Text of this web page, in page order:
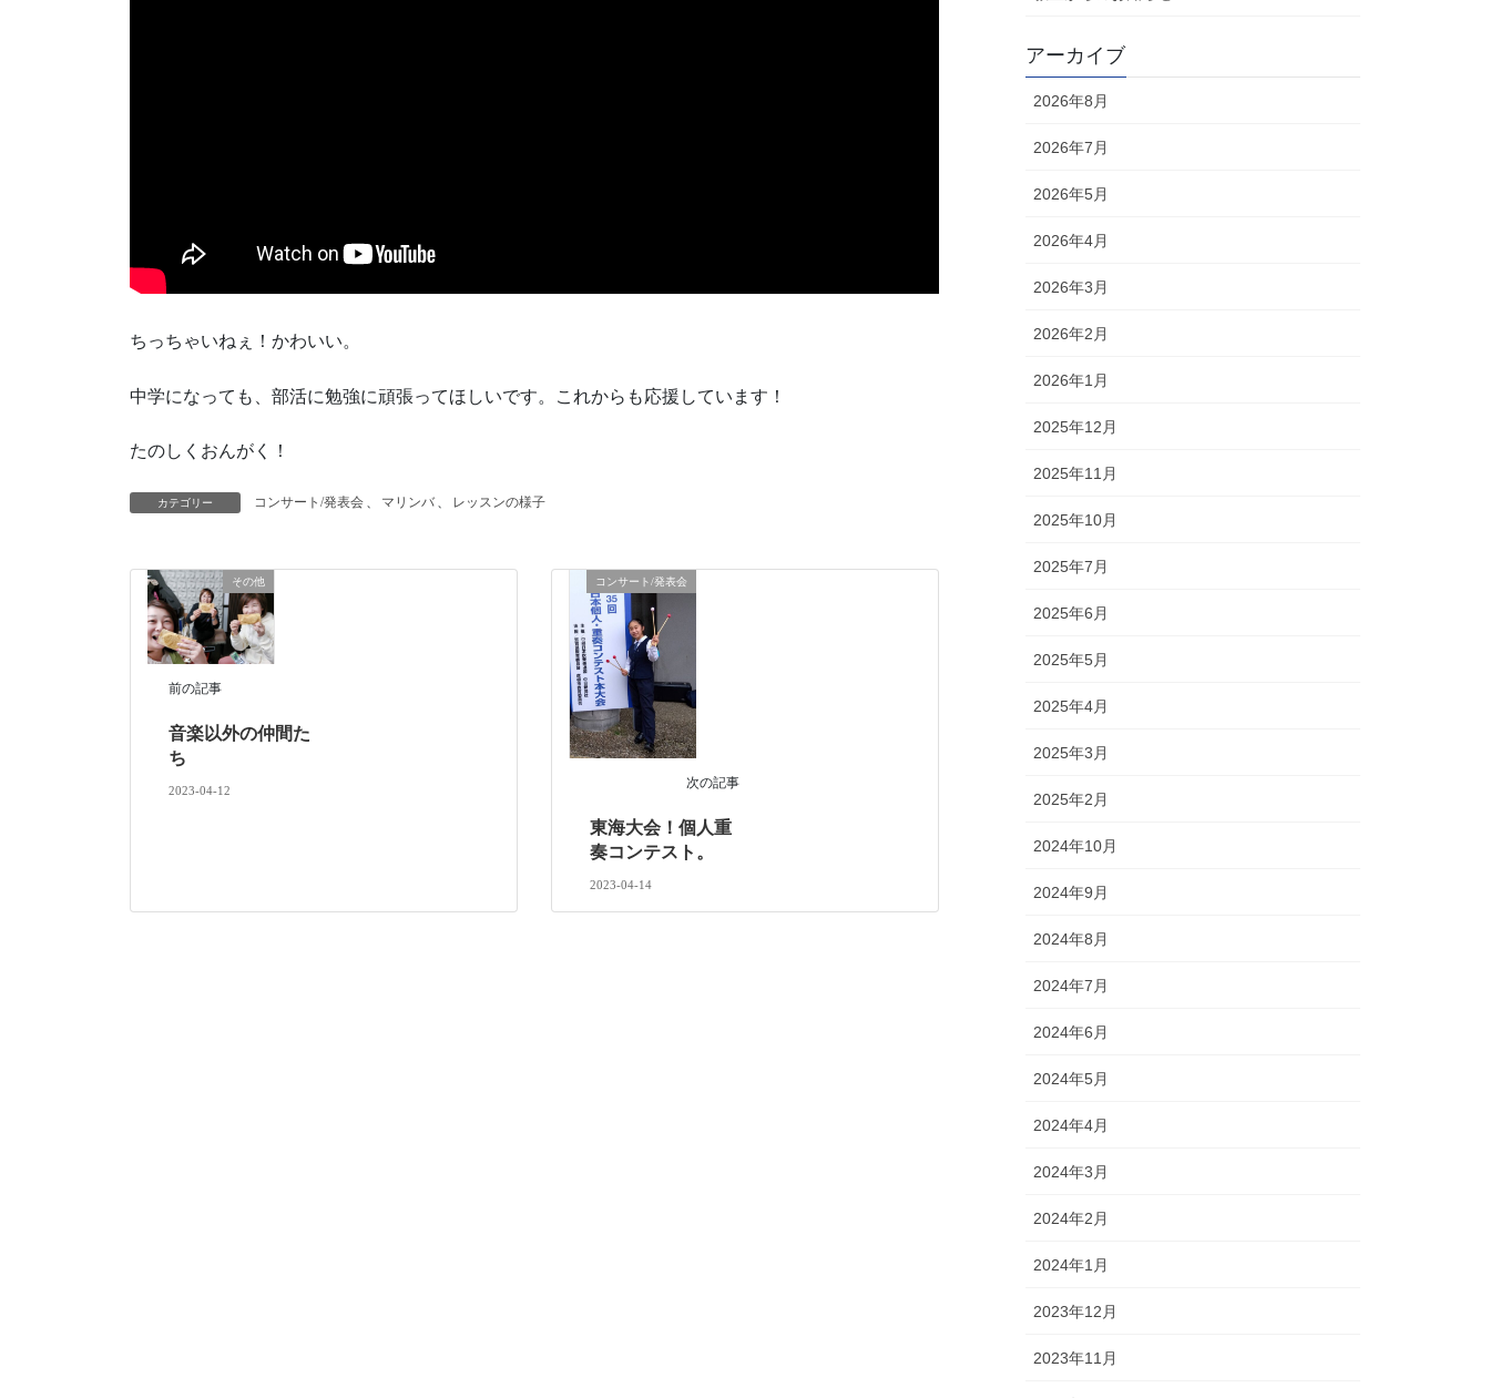
ちっちゃいねぇ！かわいい。
中学になっても、部活に勉強に頑張ってほしいです。これからも応援しています！
たのしくおんがく！
カテゴリー コンサート/発表会 、 マリンバ 、 レッスンの様子
その他
前の記事
音楽以外の仲間た
ち
2023-04-12
コンサート/発表会
次の記事
東海大会！個人重
奏コンテスト。
2023-04-14
アーカイブ
2026年8月
2026年7月
2026年5月
2026年4月
2026年3月
2026年2月
2026年1月
2025年12月
2025年11月
2025年10月
2025年7月
2025年6月
2025年5月
2025年4月
2025年3月
2025年2月
2024年10月
2024年9月
2024年8月
2024年7月
2024年6月
2024年5月
2024年4月
2024年3月
2024年2月
2024年1月
2023年12月
2023年11月